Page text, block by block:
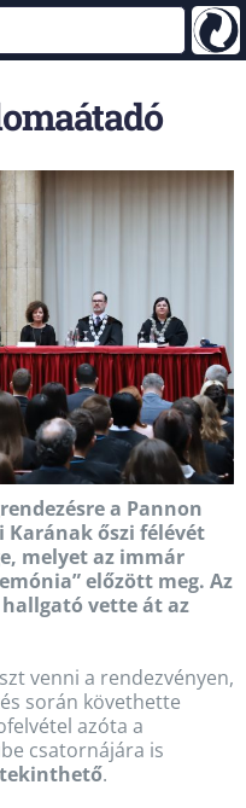
a Pannon
Karának őszi félévét
melyet az immár
előzött meg. Az
hallgató vette át az
venni a rendezvényen,
során követhette
azóta a
csatornájára is
.